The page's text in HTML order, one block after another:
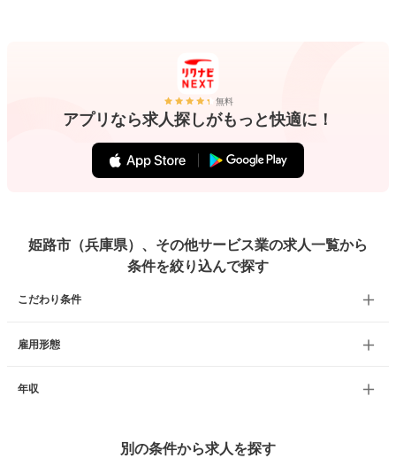
無料
アプリなら求人探しがもっと快適に！
姫路市（兵庫県）、その他サービス業の求人一覧から
条件を絞り込んで探す
こだわり条件
雇用形態
年収
別の条件から求人を探す